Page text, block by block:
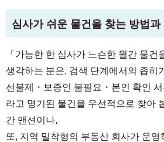
심사가 쉬운 물건을 찾는 방법과
「가능한 한 심사가 느슨한 월간 물건
생각하는 분은, 검색 단계에서의 좁히
선불제・보증인 불필요・본인 확인 서
라고 명기된 물건을 우선적으로 찾아
간 맨션이나,
또, 지역 밀착형의 부동산 회사가 운영